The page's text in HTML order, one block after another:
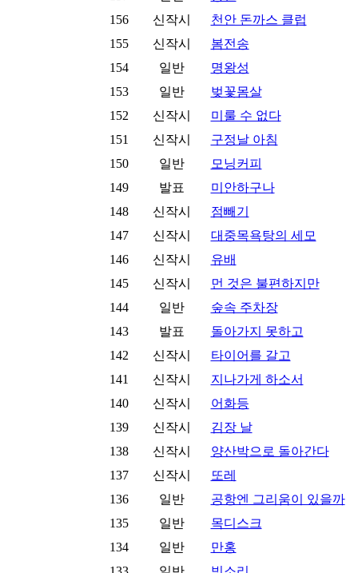
156
신작시
천안 돈까스 클럽
155
신작시
봄전송
154
일반
명왕성
153
일반
벚꽃몸살
152
신작시
미룰 수 없다
151
신작시
구정날 아침
150
일반
모닝커피
149
발표
미안하구나
148
신작시
점빼기
147
신작시
대중목욕탕의 세모
146
신작시
유배
145
신작시
먼 것은 불편하지만
144
일반
숲속 주차장
143
발표
돌아가지 못하고
142
신작시
타이어를 갈고
141
신작시
지나가게 하소서
140
신작시
어화등
139
신작시
김장 날
138
신작시
양산박으로 돌아간다
137
신작시
또레
136
일반
공항엔 그리움이 있을까
135
일반
목디스크
134
일반
만홍